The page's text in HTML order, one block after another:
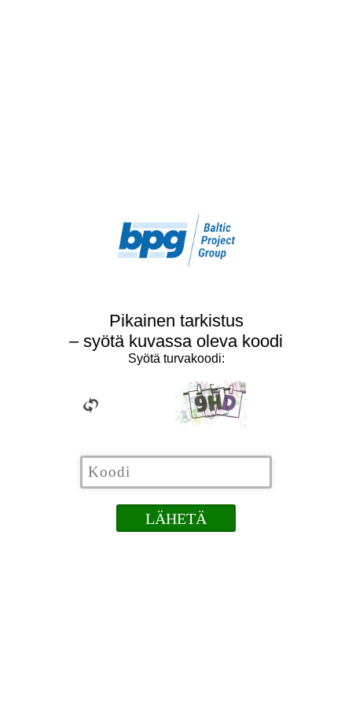
Pikainen tarkistus
– syötä kuvassa oleva koodi
Syötä turvakoodi: